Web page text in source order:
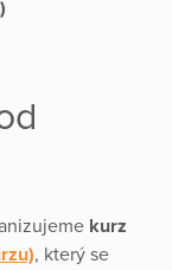
kurz
, který se